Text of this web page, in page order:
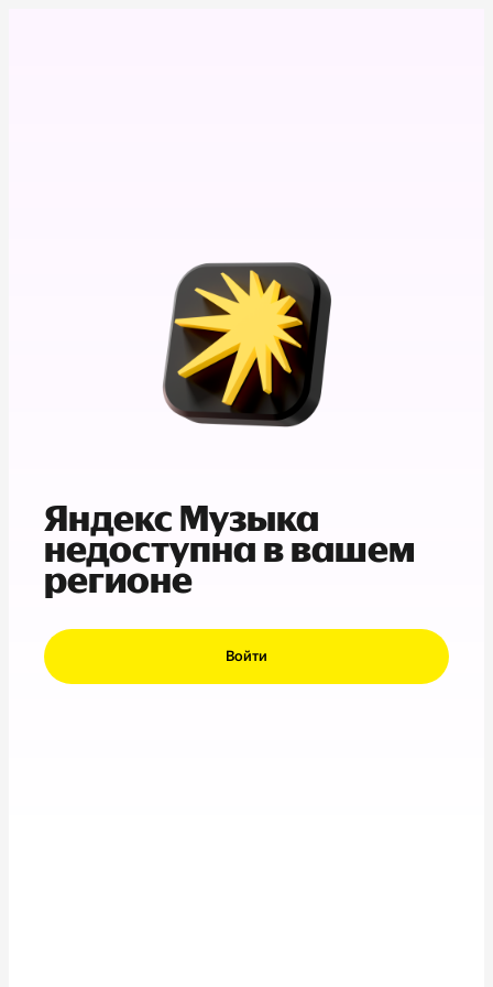
Яндекс Музыка
недоступна в вашем
регионе
Войти